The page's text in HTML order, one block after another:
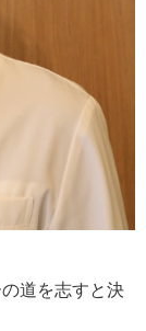
道を志すと決